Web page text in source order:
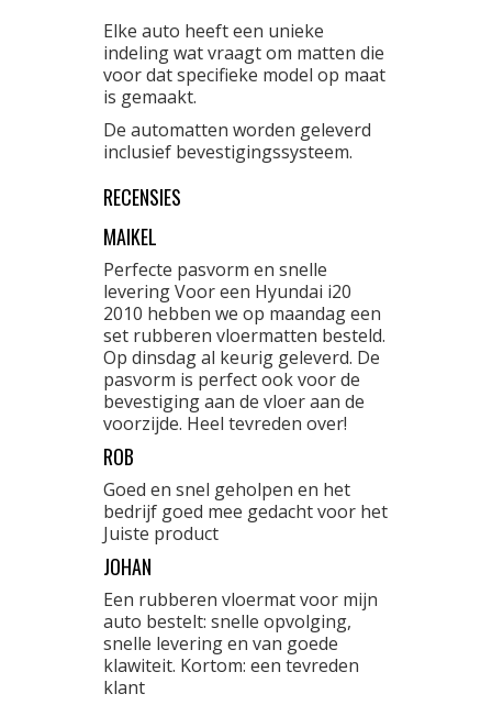
Elke auto heeft een unieke
indeling wat vraagt om matten die
voor dat specifieke model op maat
is gemaakt.
De automatten worden geleverd
inclusief bevestigingssysteem.
RECENSIES
MAIKEL
Perfecte pasvorm en snelle
levering Voor een Hyundai i20
2010 hebben we op maandag een
set rubberen vloermatten besteld.
Op dinsdag al keurig geleverd. De
pasvorm is perfect ook voor de
bevestiging aan de vloer aan de
voorzijde. Heel tevreden over!
ROB
Goed en snel geholpen en het
bedrijf goed mee gedacht voor het
Juiste product
JOHAN
Een rubberen vloermat voor mijn
auto bestelt: snelle opvolging,
snelle levering en van goede
klawiteit. Kortom: een tevreden
klant